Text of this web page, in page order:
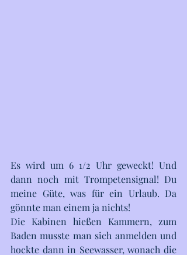
Es wird um 6 1/2 Uhr geweckt! Und
dann noch mit Trompetensignal! Du
meine Güte, was für ein Urlaub. Da
gönnte man einem ja nichts!
Die Kabinen hießen Kammern, zum
Baden musste man sich anmelden und
hockte dann in Seewasser, wonach die